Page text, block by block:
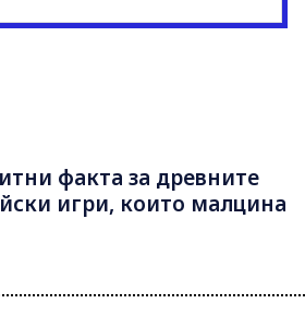
факта за древните
игри, които малцина